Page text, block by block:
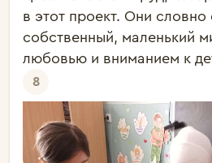
в этот проект. Они словно
собственный, маленький
любовью и вниманием к
8